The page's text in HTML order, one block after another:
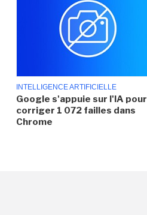
INTELLIGENCE ARTIFICIELLE
Google s'appuie sur l'IA pour
corriger 1 072 failles dans
Chrome